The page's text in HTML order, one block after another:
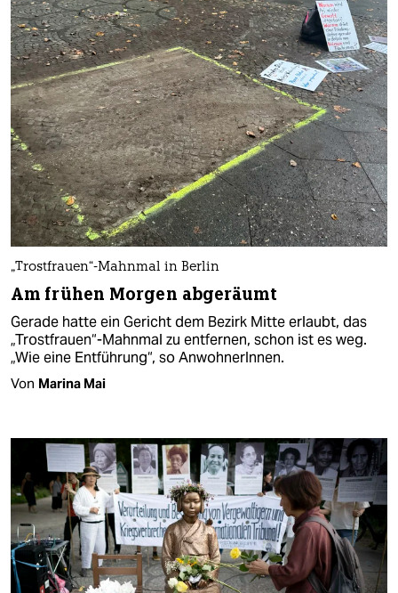
„Trostfrauen“-Mahnmal in Berlin
Am frühen Morgen abgeräumt
Gerade hatte ein Gericht dem Bezirk Mitte erlaubt, das
„Trostfrauen“-Mahnmal zu entfernen, schon ist es weg.
„Wie eine Entführung“, so AnwohnerInnen.
Von Marina Mai